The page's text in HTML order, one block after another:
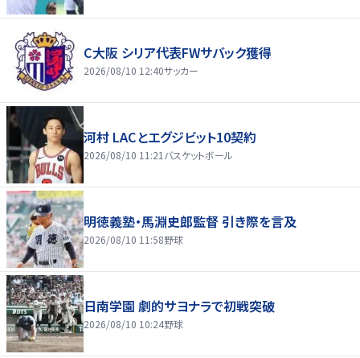
C大阪 シリア代表FWサバック獲得
2026/08/10 12:40サッカー
河村 LACとエグジビット10契約
2026/08/10 11:21 バスケットボール
明徳義塾・馬淵史郎監督 引き際を言及
2026/08/10 11:58野球
日南学園 劇的サヨナラで初戦突破
2026/08/10 10:24野球